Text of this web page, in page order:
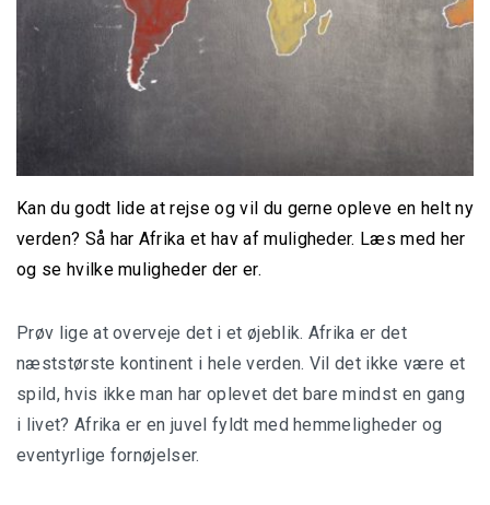
Rejser til Sydafrika
Rejser til Tanzania
Planlæg din rejse
Pakkeliste
Kan du godt lide at rejse og vil du gerne opleve en helt ny
verden? Så har Afrika et hav af muligheder. Læs med her
og se hvilke muligheder der er.
Prøv lige at overveje det i et øjeblik. Afrika er det
næststørste kontinent i hele verden. Vil det ikke være et
spild, hvis ikke man har oplevet det bare mindst en gang
i livet? Afrika er en juvel fyldt med hemmeligheder og
eventyrlige fornøjelser.